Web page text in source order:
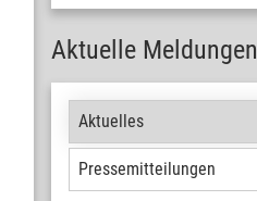
Aktuelle Meldungen
Aktuelles
Pressemitteilungen